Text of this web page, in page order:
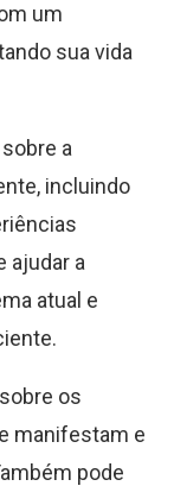
um
sua vida
a
incluindo
ajudar a
atual e
os
manifestam e
pode